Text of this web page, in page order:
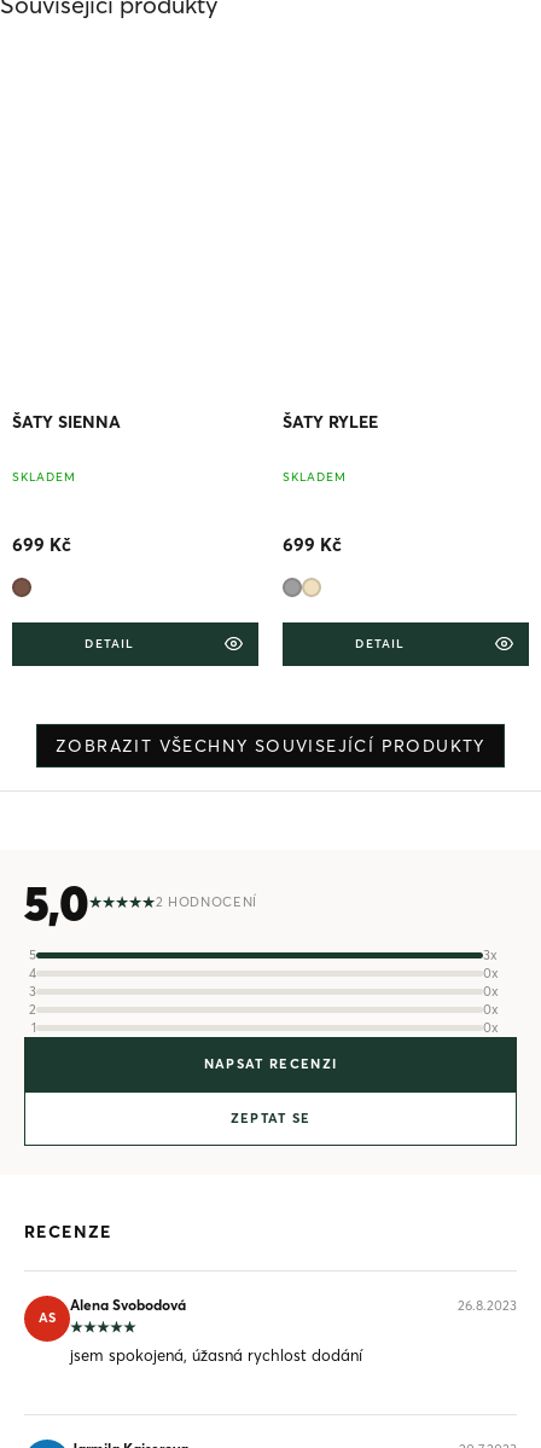
ŠATY SIENNA
SKLADEM
699 Kč
DETAIL
ŠATY RYLEE
SKLADEM
699 Kč
DETAIL
ZOBRAZIT VŠECHNY SOUVISEJÍCÍ PRODUKTY
5,0 2 HODNOCENÍ
5
3x
4
0x
3
0x
2
0x
1
0x
NAPSAT RECENZI
ZEPTAT SE
RECENZE
AS
Alena Svobodová 26.8.2023
jsem spokojená, úžasná rychlost dodání